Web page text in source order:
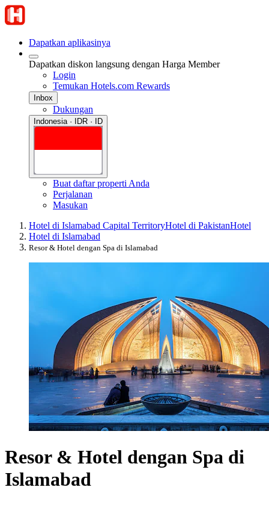
Dapatkan aplikasinya
Dapatkan diskon langsung dengan Harga Member
Login
Temukan Hotels.com Rewards
Inbox
Dukungan
Indonesia · IDR · ID
Buat daftar properti Anda
Perjalanan
Masukan
Hotel di Islamabad Capital TerritoryHotel di PakistanHotel
Hotel di Islamabad
Resor & Hotel dengan Spa di Islamabad
Resor & Hotel dengan Spa di
Islamabad